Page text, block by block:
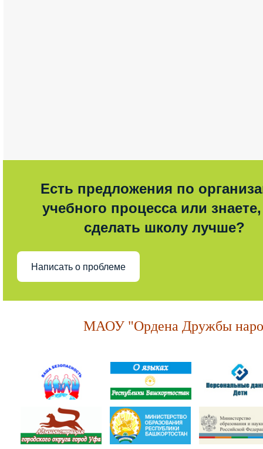
Есть предложения по
учебного процесса или знаете,
сделать школу лучше?
Написать о проблеме
МАОУ "Ордена Дружбы